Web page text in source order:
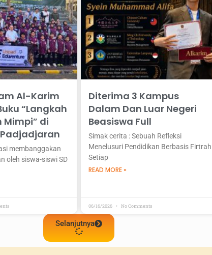
Al-Karim
“Langkah
Mimpi” di
membanggakan
oleh siswa-siswi SD
Diterima 3 Kampus
Dalam Dan Luar Negeri
Beasiswa Full
Simak cerita : Sebuah Refleksi
Menelusuri Pendidikan Berbasis Firtrah
Setiap
READ MORE »
06/16/2026 No Comments
Selanjutnya